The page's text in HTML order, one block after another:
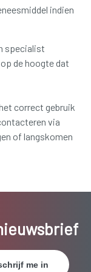
indien
specialist
de hoogte dat
correct gebruik
via
of langskomen